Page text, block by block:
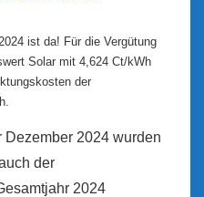
ist da! Für die Vergütung
Solar mit 4,624 Ct/kWh
der
Dezember 2024 wurden
der
2024